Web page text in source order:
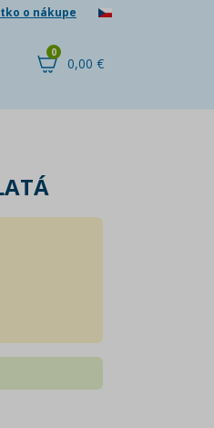
o nákupe
0,00 €
0